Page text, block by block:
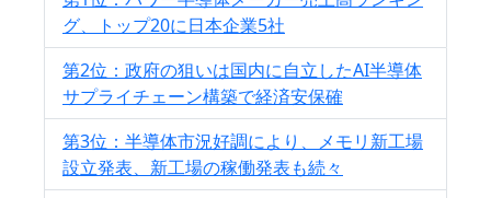
グ、トップ20に日本企業5社
第2位：政府の狙いは国内に自立したAI半導体
サプライチェーン構築で経済安保確
第3位：半導体市況好調により、メモリ新工場
設立発表、新工場の稼働発表も続々